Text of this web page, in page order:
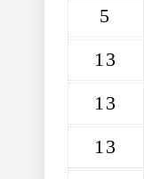
5
13
13
13